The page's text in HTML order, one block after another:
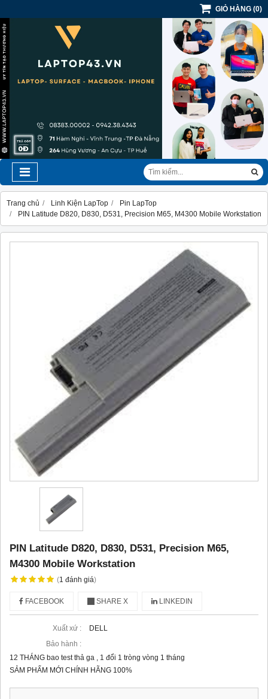
GIỎ HÀNG (0)
Trang chủ Linh Kiện LapTop
Pin LapTop
PIN Latitude D820, D830, D531, Precision M65, M4300 Mobile Workstation
PIN Latitude D820, D830, D531, Precision M65,
M4300 Mobile Workstation
(1 đánh giá)
FACEBOOK SHARE X LINKEDIN
Xuất xứ :
DELL
Bảo hành :
12 THÁNG bao test thả ga , 1 đổi 1 tròng vòng 1 tháng
SẢM PHẨM MỚI CHÍNH HÃNG 100%